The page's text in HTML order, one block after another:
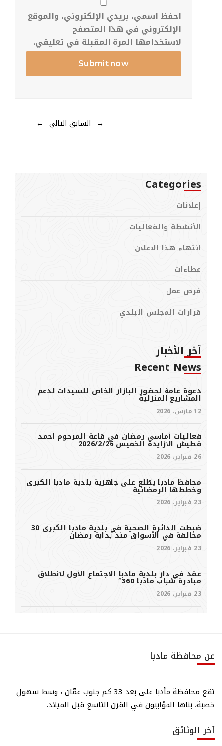
احفظ اسمي، بريدي الإلكتروني، والموقع
الإلكتروني في هذا المتصفح
لاستخدامها المرة المقبلة في تعليقي.
← السابق →
Categories
إعلانات
الأنشطة والفعاليات
انتهاء هذا الاعلان
عطاءات
فرص عمل
قرارات المجلس البلدي
آخر الأخبار
Recent News
دعوة عامة لحضور البازار الخاص للسيدات لدعم
المشاريع المنزلية
12 مارس، 2026
فعاليات أماسي رمضان في قاعة المرحوم احمد
قطيش الازايدة الخميس 2026/2/26
26 فبراير، 2026
محافظ مادبا يطّلع على جاهزية بلدية مادبا الكبرى
وخططها الرمضانية
23 فبراير، 2026
ضبطت الدائرة الصحية في بلدية مادبا الكبرى 30
مخالفة في الأسواق منذ بداية رمضان
23 فبراير، 2026
عقد في دار بلدية مادبا الاجتماع الأول لانطلاق
مبادرة شباب مادبا 360°
23 فبراير، 2026
عن محافظة مادبا
تقع محافظة مأدبا على بعد 33 كم جنوب عمّان ، وسط سهول
خصبة، بناها المؤابيون في القرن التاسع قبل الميلاد.
آخر الوثائق